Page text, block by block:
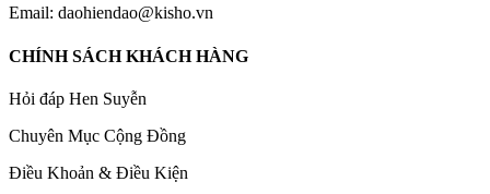
Email: daohiendao@kisho.vn
CHÍNH SÁCH KHÁCH HÀNG
Hỏi đáp Hen Suyễn
Chuyên Mục Cộng Đồng
Điều Khoản & Điều Kiện